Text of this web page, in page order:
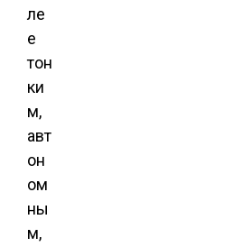
ле
е
тон
ки
м,
авт
он
ом
ны
м,